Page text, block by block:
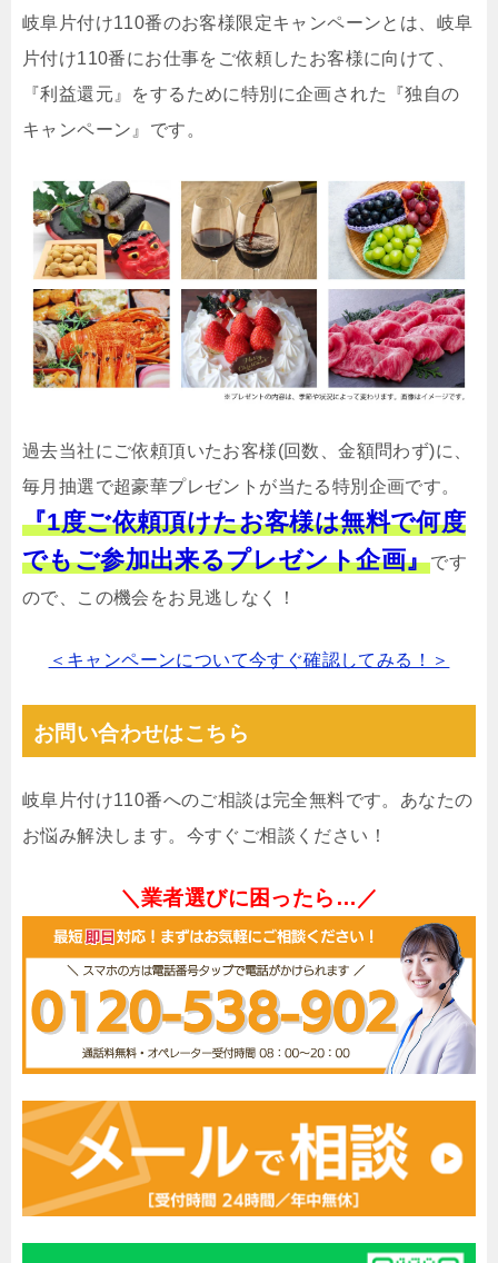
岐阜片付け110番のお客様限定キャンペーンとは、岐阜
片付け110番にお仕事をご依頼したお客様に向けて、
『利益還元』をするために特別に企画された『独自の
キャンペーン』です。
過去当社にご依頼頂いたお客様(回数、金額問わず)に、
毎月抽選で超豪華プレゼントが当たる特別企画です。
『1度ご依頼頂けたお客様は無料で何度
でもご参加出来るプレゼント企画』です
ので、この機会をお見逃しなく！
＜キャンペーンについて今すぐ確認してみる！＞
お問い合わせはこちら
岐阜片付け110番へのご相談は完全無料です。あなたの
お悩み解決します。今すぐご相談ください！
＼業者選びに困ったら…／